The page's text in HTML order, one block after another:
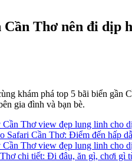
Thơ nên đi dịp
khám phá top 5 bãi biển gần
gia đình và bạn bè.
Cần Thơ view đẹp lung linh cho
Safari Cần Thơ: Điểm đến hấp
Cần Thơ view đẹp lung linh cho
chi tiết: Đi đâu, ăn gì, chơi gì